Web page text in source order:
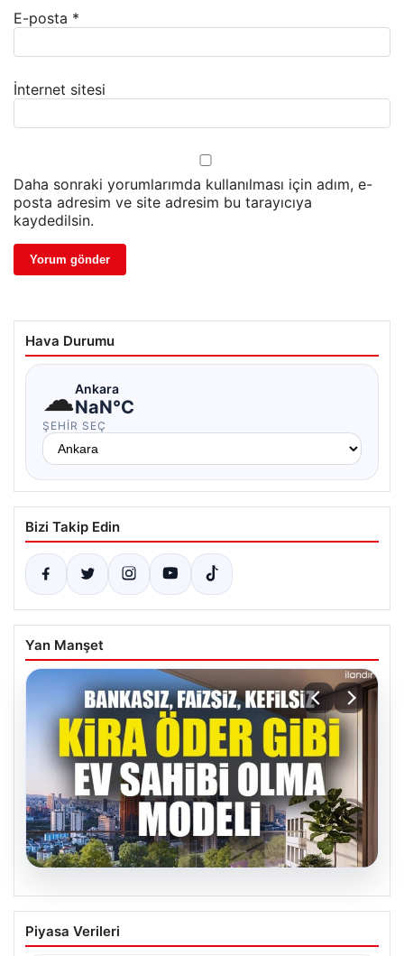
E-posta *
İnternet sitesi
Daha sonraki yorumlarımda kullanılması için adım, e-
posta adresim ve site adresim bu tarayıcıya
kaydedilsin.
Hava Durumu
☁Ankara
NaN°C
ŞEHIR SEÇ
Bizi Takip Edin
Yan Manşet
DAP Yapı’dan bir ilk! Emlak Konut
güvencesi Dap vizyonuyla kendi
Piyasa Verileri